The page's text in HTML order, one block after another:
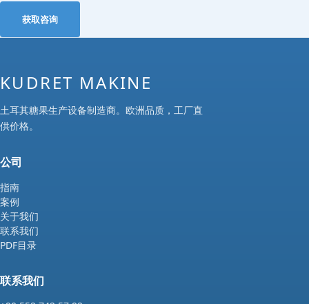
获取咨询
KUDRET MAKINE
土耳其糖果生产设备制造商。欧洲品质，工厂直
供价格。
公司
指南
案例
关于我们
联系我们
PDF目录
联系我们